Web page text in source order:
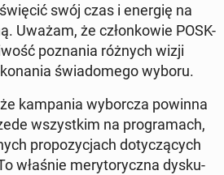
swój czas i energię na
Uważam, że człon­ko­wie POSK-
po­zna­nia różnych wizji
świa­do­me­go wyboru.
kam­pa­nia wy­bor­cza powinna
wszyst­kim na pro­gra­mach,
pro­po­zy­cjach do­ty­czą­cych
właśnie me­ry­to­rycz­na dys­ku­